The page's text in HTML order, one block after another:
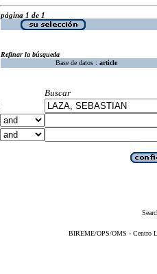
página 1 de 1
Refinar la búsqueda
Base de datos : article
Buscar
BIREME/OPS/OMS - Centro